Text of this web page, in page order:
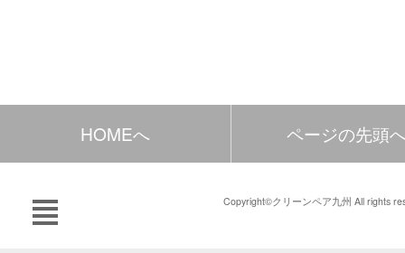
HOMEへ ページの先頭
Copyright©クリーンペア九州 All rights